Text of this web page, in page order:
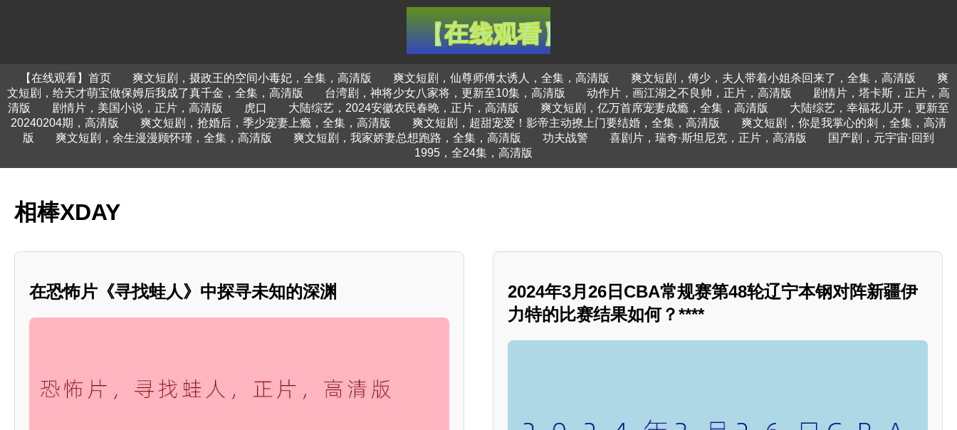
【在线观看】首页 爽文短剧，摄政王的空间小毒妃，全集，高清版 爽文短剧，仙尊师傅太诱人，全集，高清版 爽文短剧，傅少，夫人带着小姐杀回来了，全集，高清版
爽
文短剧，给天才萌宝做保姆后我成了真千金，全集，高清版
台湾剧，神将少女八家将，更新至10集，高清版 动作片，画江湖之不良帅，正片，高清版
剧情片，塔卡斯，正片，高
清版
剧情片，美国小说，正片，高清版 虎口 大陆综艺，2024安徽农民春晚，正片，高清版 爽文短剧，亿万首席宠妻成瘾，全集，高清版
大陆综艺，幸福花儿开，更新至
20240204期，高清版
爽文短剧，抢婚后，季少宠妻上瘾，全集，高清版 爽文短剧，超甜宠爱！影帝主动撩上门要结婚，全集，高清版
爽文短剧，你是我掌心的刺，全集，高清
版
爽文短剧，余生漫漫顾怀瑾，全集，高清版 爽文短剧，我家娇妻总想跑路，全集，高清版 功夫战警 喜剧片，瑞奇·斯坦尼克，正片，高清版
国产剧，元宇宙·回到
1995，全24集，高清版
相棒XDAY
在恐怖片《寻找蛙人》中探寻未知的深渊
2024年3月26日CBA常规赛第48轮辽宁本钢对阵新疆伊
力特的比赛结果如何？****